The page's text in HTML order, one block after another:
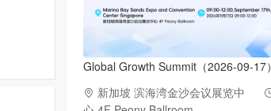
Global Growth Summit（2026-09-17）
新加坡 滨海湾金沙会议展览中